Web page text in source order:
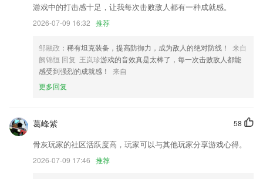
修复[hide]标签内容在客户端不识别的问题。
扫一扫，连接纸书：通过拍摄纸书封面正文和笔记，快速查找电子书定位
优化了照片建模的成像效率；
】《我的初恋是暗恋》 精彩剧透抢先看
教师学习与校长学习新增子分类导航,使每课程的分类更加明确
联系我们
以上就是快彩网下载的介绍，如果您喜欢这款软件，您可以到应用商店进
行打分评论，说出您的使用经历，以帮助我们更好的对产品进行优化修
游戏中的打击感十足，让我每次击败敌人都有一种成就感。
2026-07-09 16:32 推荐
邹融政 ：稀有坦克装备，提高防御力，成为敌人的绝对防线！
来自
阙锦恒 回复 王岚珍游戏的音效真是太棒了，每一次击败敌人都能
感受到强烈的成就感！
来自
更多回复
58
葛峰紫
骨灰玩家的社区活跃度高，玩家可以与其他玩家分享游戏心得。
2026-07-09 17:46 推荐